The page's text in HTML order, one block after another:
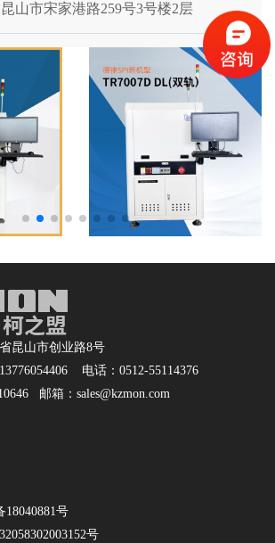
山市宋家港路259号3号楼2层
昆山市创业路8号
电话：0512-55114376
邮箱：sales@kzmon.com
18040881号
号